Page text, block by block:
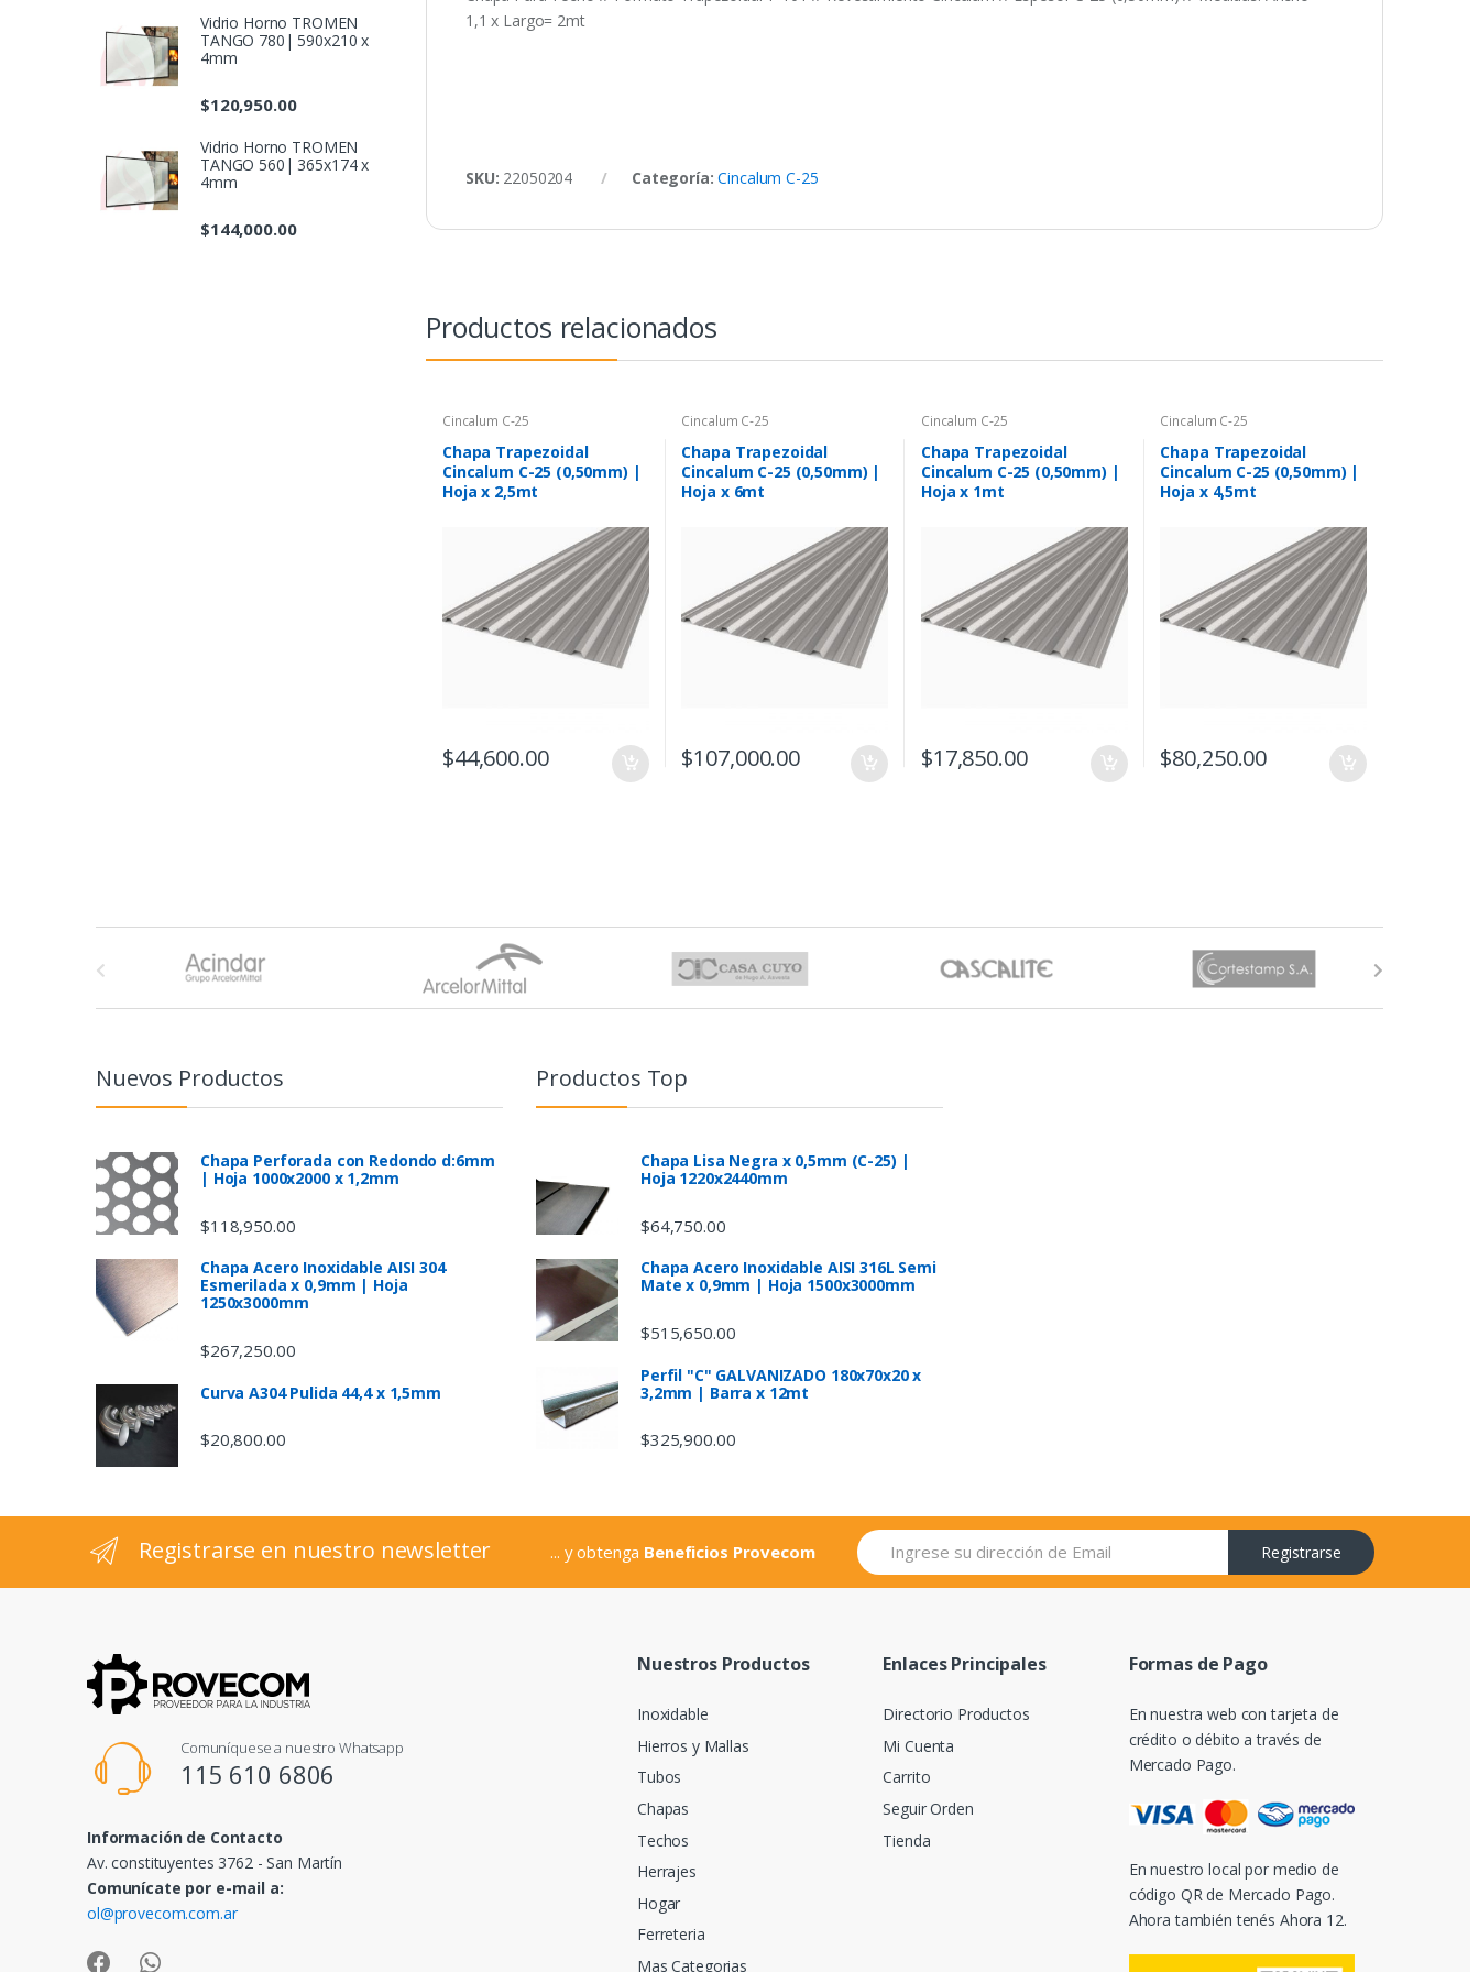
1,1 x Largo= 2mt
SKU: 22050204 Categoría:Cincalum C-25
Productos relacionados
Cincalum C-25
Chapa Trapezoidal
Cincalum C-25 (0,50mm) |
Hoja x 2,5mt
$44,600.00
Cincalum C-25
Chapa Trapezoidal
Cincalum C-25 (0,50mm) |
Hoja x 6mt
$107,000.00
Cincalum C-25
Chapa Trapezoidal
Cincalum C-25 (0,50mm) |
Hoja x 1mt
$17,850.00
Cincalum C-25
Chapa Trapezoidal
Cincalum C-25 (0,50mm) |
Hoja x 4,5mt
$80,250.00
Vidrio Horno TROMEN
TANGO 780| 590x210 x
4mm
$120,950.00
Vidrio Horno TROMEN
TANGO 560| 365x174 x
4mm
$144,000.00
l
Nuevos Productos
Chapa Perforada con Redondo d:6mm
| Hoja 1000x2000 x 1,2mm
$118,950.00
Chapa Acero Inoxidable AISI 304
Esmerilada x 0,9mm | Hoja
1250x3000mm
$267,250.00
Curva A304 Pulida 44,4 x 1,5mm
$20,800.00
Productos Top
Chapa Lisa Negra x 0,5mm (C-25) |
Hoja 1220x2440mm
$64,750.00
Chapa Acero Inoxidable AISI 316L Semi
Mate x 0,9mm | Hoja 1500x3000mm
$515,650.00
Perfil "C" GALVANIZADO 180x70x20 x
3,2mm | Barra x 12mt
$325,900.00
Registrarse en nuestro newsletter ... y obtenga Beneficios Provecom Registrarse
Comuníquese a nuestro Whatsapp
115 610 6806
Información de Contacto
Av. constituyentes 3762 - San Martín
Comunícate por e-mail a:
ol@provecom.com.ar
Nuestros Productos
Inoxidable
Hierros y Mallas
Tubos
Chapas
Techos
Herrajes
Hogar
Ferreteria
Mas Categorias
Enlaces Principales
Directorio Productos
Mi Cuenta
Carrito
Seguir Orden
Tienda
Formas de Pago
En nuestra web con tarjeta de
crédito o débito a través de
Mercado Pago.
En nuestro local por medio de
código QR de Mercado Pago.
Ahora también tenés Ahora 12.